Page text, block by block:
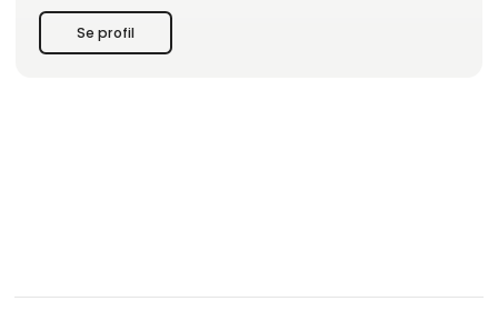
kundeservice. Vores strategisk placerede butikker og
SlangExpress
Se profil